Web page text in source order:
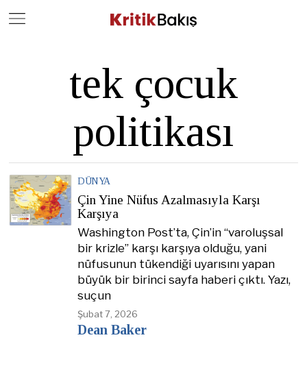
tek çocuk
politikası
DÜNYA
Çin Yine Nüfus Azalmasıyla Karşı
Karşıya
Washington Post’ta, Çin’in “varoluşsal
bir krizle” karşı karşıya olduğu, yani
nüfusunun tükendiği uyarısını yapan
büyük bir birinci sayfa haberi çıktı. Yazı,
suçun
Şubat 7, 2026
Dean Baker